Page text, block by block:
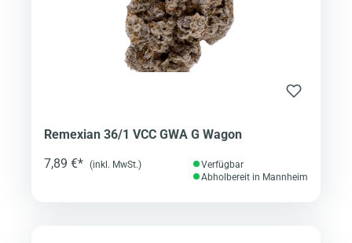
Remexian 36/1 VCC GWA G Wagon
7,89 €* (inkl. MwSt.)
Verfügbar
Abholbereit in Mannheim